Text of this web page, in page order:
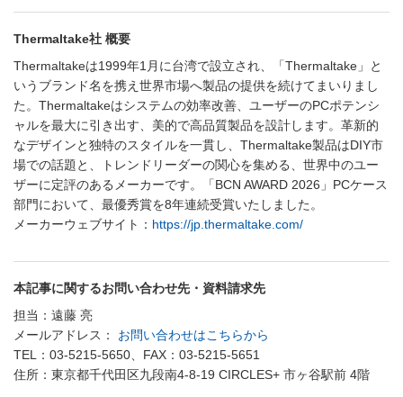
Thermaltake社 概要
Thermaltakeは1999年1月に台湾で設立され、「Thermaltake」と
いうブランド名を携え世界市場へ製品の提供を続けてまいりまし
た。Thermaltakeはシステムの効率改善、ユーザーのPCポテンシ
ャルを最大に引き出す、美的で高品質製品を設計します。革新的
なデザインと独特のスタイルを一貫し、Thermaltake製品はDIY市
場での話題と、トレンドリーダーの関心を集める、世界中のユー
ザーに定評のあるメーカーです。「BCN AWARD 2026」PCケース
部門において、最優秀賞を8年連続受賞いたしました。
メーカーウェブサイト： https://jp.thermaltake.com/
本記事に関するお問い合わせ先・資料請求先
担当：遠藤 亮
メールアドレス： お問い合わせはこちらから
TEL：03-5215-5650、FAX：03-5215-5651
住所：東京都千代田区九段南4-8-19 CIRCLES+ 市ヶ谷駅前 4階